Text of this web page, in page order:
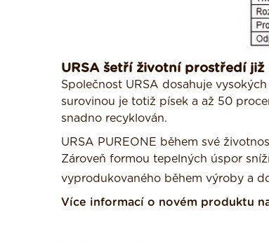
URSA šetří životní prostředí
Společnost URSA dosahuje
surovinou je totiž písek a až 50
snadno recyklován.
URSA PUREONE během své
Zároveň formou tepelných úspor
vyprodukovaného během výroby a
Více informací o novém produktu